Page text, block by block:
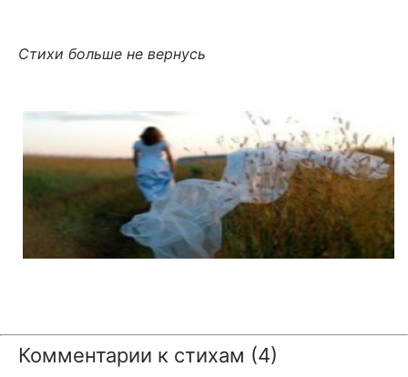
Стихи больше не вернусь
Комментарии к стихам (4)